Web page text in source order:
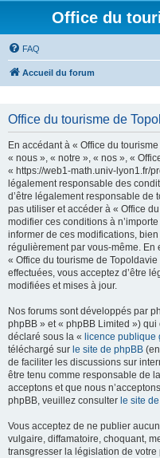
Office du
FAQ
Accueil du forum
Office du tourisme de
En accédant à « Office du
« nous », « notre », « nos », «
« https://web1-math.univ-lyon1.fr/
légalement responsable des
d’être légalement responsable de
pas utiliser et accéder à « Office
modifier ces conditions à
informer de ces modifications,
régulièrement par vous-même. En
« Office du tourisme de
effectuées, vous acceptez d’être
modifiées et mises à jour.
Nos forums sont développés par
phpBB » et « phpBB Limited »)
déclaré sous la « licence publique
téléchargé sur le site de phpBB
de faciliter les discussions sur
être tenu comme responsable de
acceptons et que nous
phpBB, veuillez consulter le site
Vous acceptez de ne publier
vulgaire, diffamatoire, choquant,
transgresser la législation de